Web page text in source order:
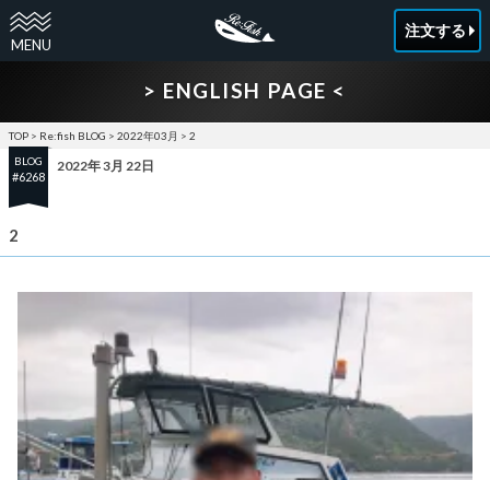
注文する
> ENGLISH PAGE <
TOP > Re:fish BLOG > 2022年03月 > 2
BLOG
#6268
2022年 3月 22日
2